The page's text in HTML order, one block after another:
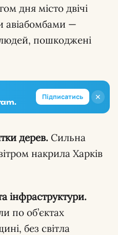
дня місто двічі
авіабомбами —
пошкоджені
✕
Підписатись
дерев. Сильна
накрила Харків
інфраструктури.
по об’єктах
без світла